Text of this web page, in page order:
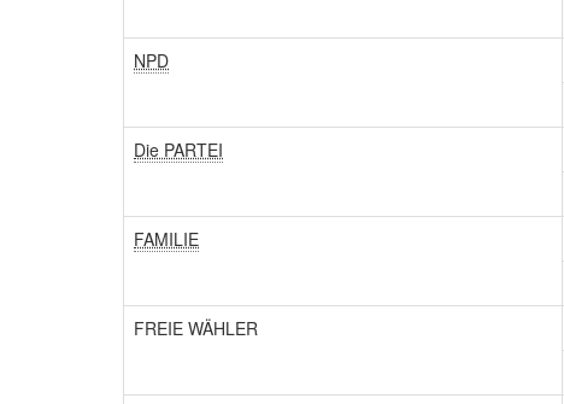
NPD
Die PARTEI
FAMILIE
FREIE WÄHLER